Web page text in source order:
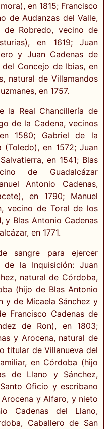
en 1815; Francisco
de Audanzas del Valle,
de Robredo, vecino de
en 1619; Juan
y Juan Cadenas de
Concejo de Ibias, en
natural de Villamandos
en 1757.
la Real Chancillería de
de la Cadena, vecinos
1580; Gabriel de la
(Toledo), en 1572; Juan
en 1541; Blas
de Guadalcázar
Antonio Cadenas,
en 1790; Manuel
vecino de Toral de los
y Blas Antonio Cadenas
en 1771.
sangre para ejercer
la Inquisición: Juan
natural de Córdoba,
(hijo de Blas Antonio
y de Micaela Sánchez y
Francisco Cadenas de
de Ron), en 1803;
y Arocena, natural de
titular de Villanueva del
en Córdoba (hijo
de Llano y Sánchez,
Oficio y escribano
y Alfaro, y nieto
Cadenas del Llano,
Caballero de San